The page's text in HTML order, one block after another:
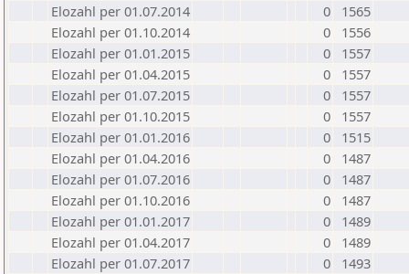
Elozahl per 01.07.2014
0
1565
Elozahl per 01.10.2014
0
1556
Elozahl per 01.01.2015
0
1557
Elozahl per 01.04.2015
0
1557
Elozahl per 01.07.2015
0
1557
Elozahl per 01.10.2015
0
1557
Elozahl per 01.01.2016
0
1515
Elozahl per 01.04.2016
0
1487
Elozahl per 01.07.2016
0
1487
Elozahl per 01.10.2016
0
1487
Elozahl per 01.01.2017
0
1489
Elozahl per 01.04.2017
0
1489
Elozahl per 01.07.2017
0
1493